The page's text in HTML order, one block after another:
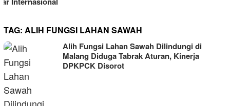
TAG: ALIH FUNGSI LAHAN SAWAH
Alih Fungsi Lahan Sawah Dilindungi di
Malang Diduga Tabrak Aturan, Kinerja
DPKPCK Disorot